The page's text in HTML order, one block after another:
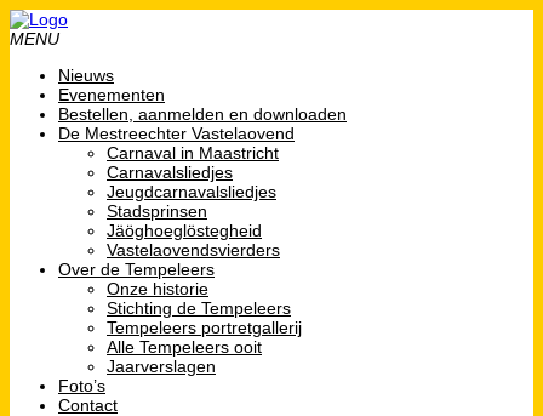
MENU
Nieuws
Evenementen
Bestellen, aanmelden en downloaden
De Mestreechter Vastelaovend
Carnaval in Maastricht
Carnavalsliedjes
Jeugdcarnavalsliedjes
Stadsprinsen
Jäöghoeglöstegheid
Vastelaovendsvierders
Over de Tempeleers
Onze historie
Stichting de Tempeleers
Tempeleers portretgallerij
Alle Tempeleers ooit
Jaarverslagen
Foto’s
Contact